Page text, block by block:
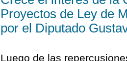
Proyectos de Ley de
por el Diputado
Luego de las